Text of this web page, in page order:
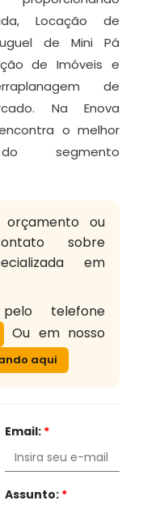
Locação de
de Mini Pá
de Imóveis e
de
Na Enova
o melhor
segmento
ou
sobre
em
telefone
Ou em nosso
aqui
Email: *
Assunto: *